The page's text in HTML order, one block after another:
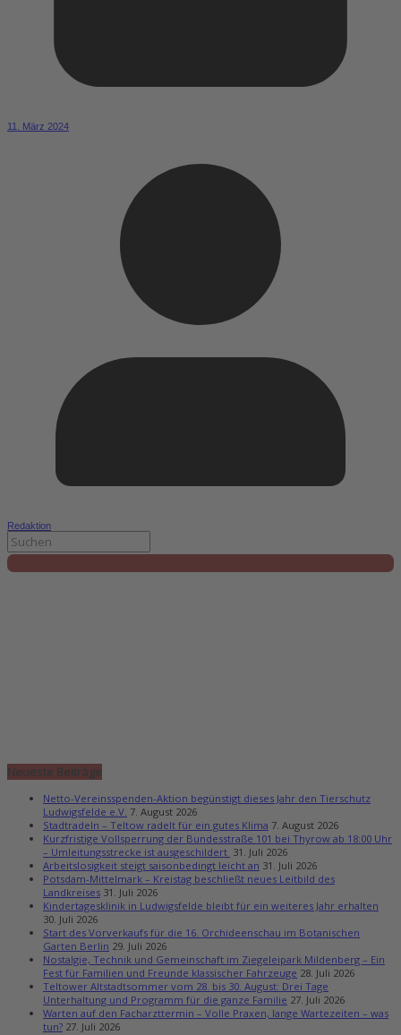
11. März 2024
Redaktion
Neueste Beiträge
Netto-Vereinsspenden-Aktion begünstigt dieses Jahr den Tierschutz
Ludwigsfelde e.V. 7. August 2026
Stadtradeln – Teltow radelt für ein gutes Klima 7. August 2026
Kurzfristige Vollsperrung der Bundesstraße 101 bei Thyrow ab 18:00 Uhr
– Umleitungsstrecke ist ausgeschildert 31. Juli 2026
Arbeitslosigkeit steigt saisonbedingt leicht an 31. Juli 2026
Potsdam-Mittelmark – Kreistag beschließt neues Leitbild des
Landkreises 31. Juli 2026
Kindertagesklinik in Ludwigsfelde bleibt für ein weiteres Jahr erhalten
30. Juli 2026
Start des Vorverkaufs für die 16. Orchideenschau im Botanischen
Garten Berlin 29. Juli 2026
Nostalgie, Technik und Gemeinschaft im Ziegeleipark Mildenberg – Ein
Fest für Familien und Freunde klassischer Fahrzeuge 28. Juli 2026
Teltower Altstadtsommer vom 28. bis 30. August: Drei Tage
Unterhaltung und Programm für die ganze Familie 27. Juli 2026
Warten auf den Facharzttermin – Volle Praxen, lange Wartezeiten – was
tun? 27. Juli 2026